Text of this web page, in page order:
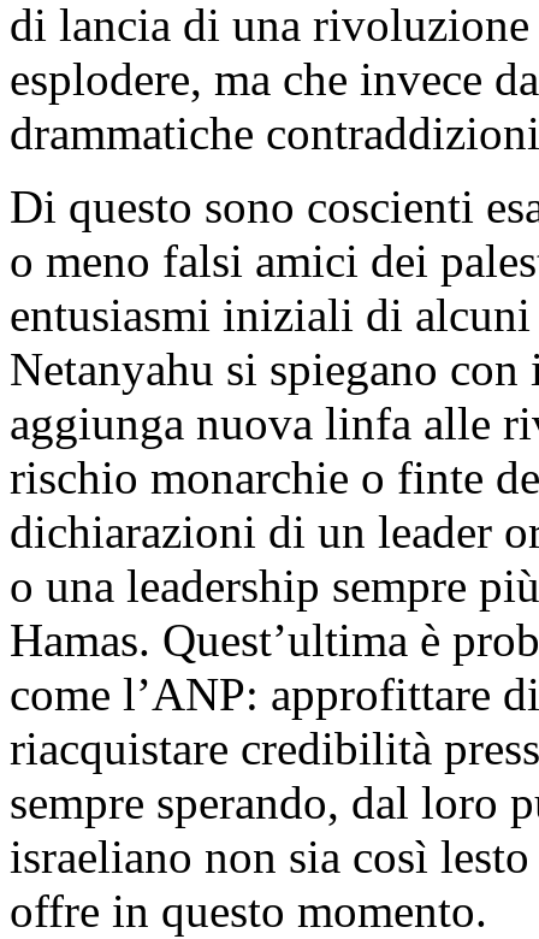
di lancia di una rivoluzione
esplodere, ma che invece
drammatiche
Di questo sono coscienti
o meno falsi amici dei
entusiasmi iniziali di
Netanyahu si spiegano
aggiunga nuova linfa alle
rischio monarchie o finte
dichiarazioni di un leader
o una leadership sempre
Hamas. Quest’ultima è
come l’ANP: approfittare
riacquistare credibilità
sempre sperando, dal loro
israeliano non sia così
offre in questo momento.